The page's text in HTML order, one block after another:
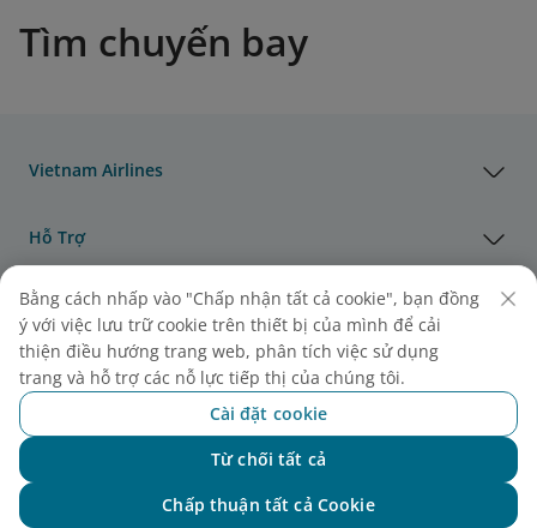
Tìm chuyến bay
Vietnam Airlines
Hỗ Trợ
Pháp Lý
Thông Tin Hữu Ích
Đại lý & Đối tác
Vận Tải Hàng Hóa
Bằng cách nhấp vào "Chấp nhận tất cả cookie", bạn đồng
ý với việc lưu trữ cookie trên thiết bị của mình để cải
thiện điều hướng trang web, phân tích việc sử dụng
trang và hỗ trợ các nỗ lực tiếp thị của chúng tôi.
Cài đặt cookie
Từ chối tất cả
Chấp thuận tất cả Cookie